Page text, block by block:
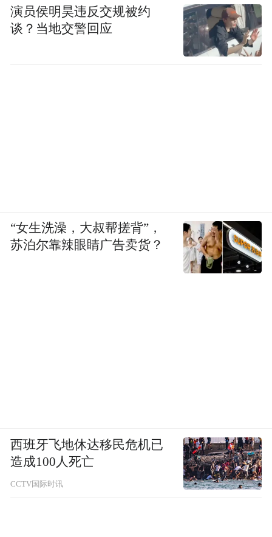
演员侯明昊违反交规被约
谈？当地交警回应
“女生洗澡，大叔帮搓背”，
苏泊尔靠辣眼睛广告卖货？
西班牙飞地休达移民危机已
造成100人死亡
CCTV国际时讯